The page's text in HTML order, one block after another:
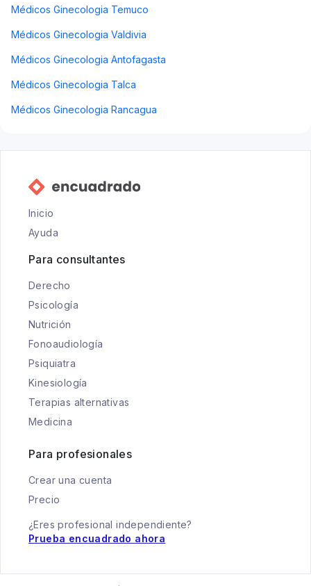
Médicos Ginecologia Temuco
Médicos Ginecologia Valdivia
Médicos Ginecologia Antofagasta
Médicos Ginecologia Talca
Médicos Ginecologia Rancagua
Inicio
Ayuda
Para consultantes
Derecho
Psicología
Nutrición
Fonoaudiología
Psiquiatra
Kinesiología
Terapias alternativas
Medicina
Para profesionales
Crear una cuenta
Precio
¿Eres profesional independiente?
Prueba encuadrado ahora